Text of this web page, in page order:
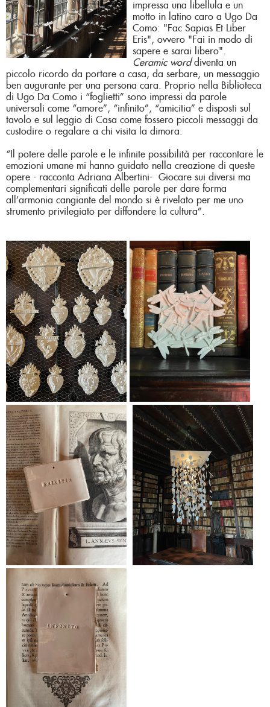
impressa una libellula e un
motto in latino caro a Ugo Da
Como: "Fac Sapias Et Liber
Eris", ovvero "Fai in modo di
sapere e sarai libero".
Ceramic worddiventa un
piccolo ricordo da portare a casa, da serbare, un messaggio
ben augurante per una persona cara. Proprio nella Biblioteca
di Ugo Da Como i “foglietti” sono impressi da parole
universali come “amore”, “infinito”, “amicitia” e disposti sul
tavolo e sul leggio di Casa come fossero piccoli messaggi da
custodire o regalare a chi visita la dimora.
“Il potere delle parole e le infinite possibilità per raccontare le
emozioni umane mi hanno guidato nella creazione di queste
opere - racconta Adriana Albertini- Giocare sui diversi ma
complementari significati delle parole per dare forma
all’armonia cangiante del mondo si è rivelato per me uno
strumento privilegiato per diffondere la cultura”.